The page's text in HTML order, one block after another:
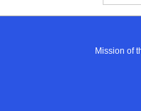
Mission of